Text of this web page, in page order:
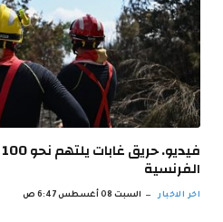
الفرنسية
اخر الاخبار السبت 08 أغسطس 6:47 ص